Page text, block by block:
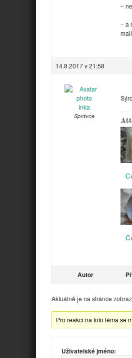
–
– a
14.8.2017 v 21:58
Inka
Správce
Autor
Aktuálně je na stránce
Pro reakci na toto téma se
Uživatelské jméno: